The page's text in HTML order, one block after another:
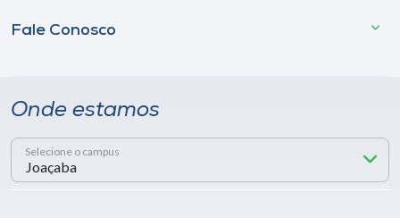
Fale Conosco
Onde estamos
Selecione o campus